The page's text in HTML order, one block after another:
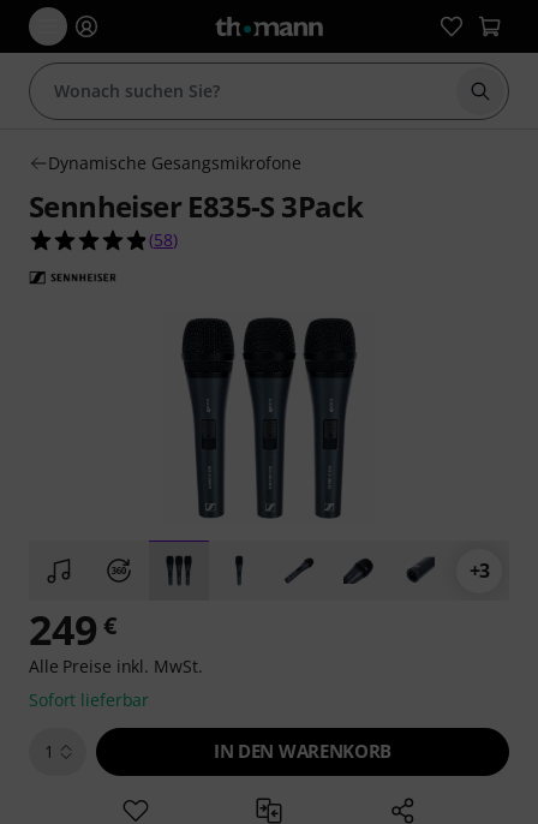
Suche
Dynamische Gesangsmikrofone
Sennheiser E835-S 3Pack
4.9 von 5 Sternen aus 58 Kundenbewertungen
(58)
+3
249 €
Alle Preise inkl. MwSt.
Sofort lieferbar
1 IN DEN WARENKORB